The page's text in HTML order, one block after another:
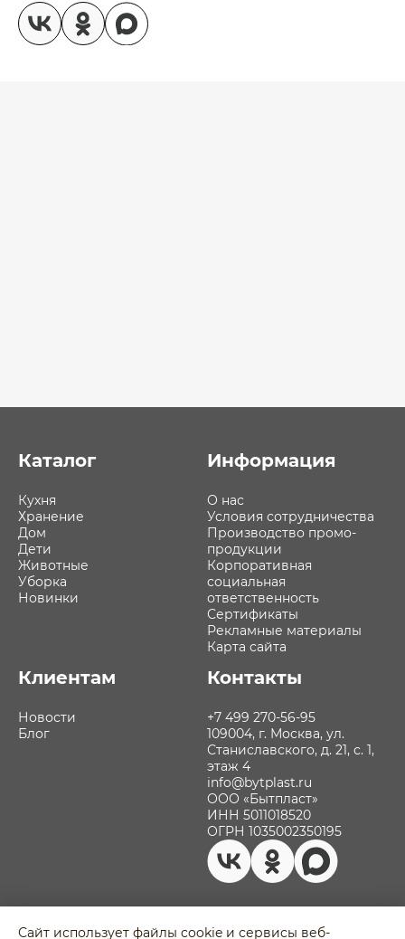
Каталог
Кухня
Хранение
Дом
Дети
Животные
Уборка
Новинки
Информация
О нас
Условия сотрудничества
Производство промо-
продукции
Корпоративная
социальная
ответственность
Сертификаты
Рекламные материалы
Карта сайта
Клиентам
Новости
Блог
Контакты
+7 499 270-56-95
109004, г. Москва, ул.
Станиславского, д. 21, с. 1,
этаж 4
info@bytplast.ru
ООО «Бытпласт»
ИНН 5011018520
ОГРН 1035002350195
Сайт использует файлы cookie и сервисы веб-